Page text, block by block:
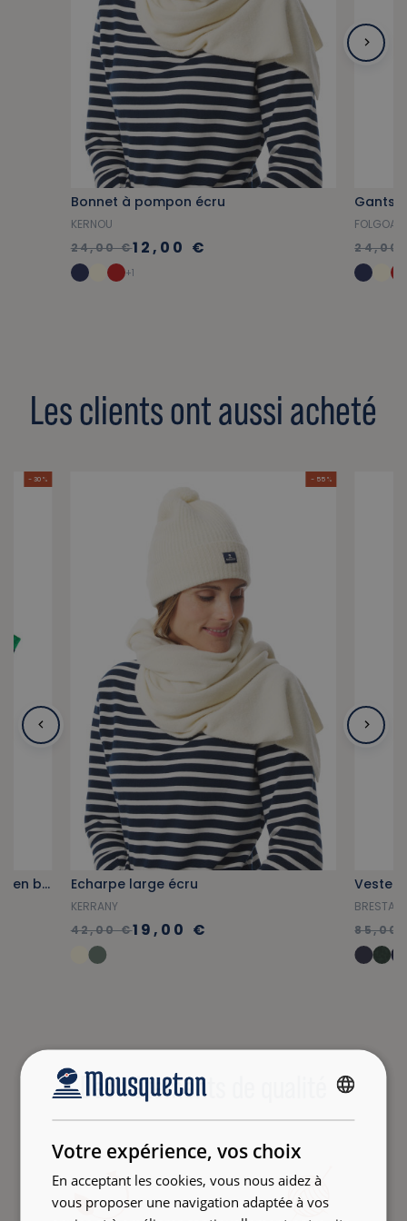
Bonnet à pompon écru
KERNOU
24,00 €12,00 €
+1
Gants
FOLGOAT
24,00
Les clients ont aussi acheté
- 30 %
Chaussettes dépareillées basses en bambou bleu marine
- 55 %
Echarpe large écru
KERRANY
42,00 €19,00 €
Veste
BRESTAN
85,00
Des vêtements de qualité
Votre expérience, vos choix
En acceptant les cookies, vous nous aidez à
vous proposer une navigation adaptée à vos